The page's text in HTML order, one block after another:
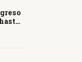
¿En que consiste la